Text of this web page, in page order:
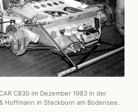
C830 im Dezember 1983 in der
Hoffmann in Steckborn am Bodensee.